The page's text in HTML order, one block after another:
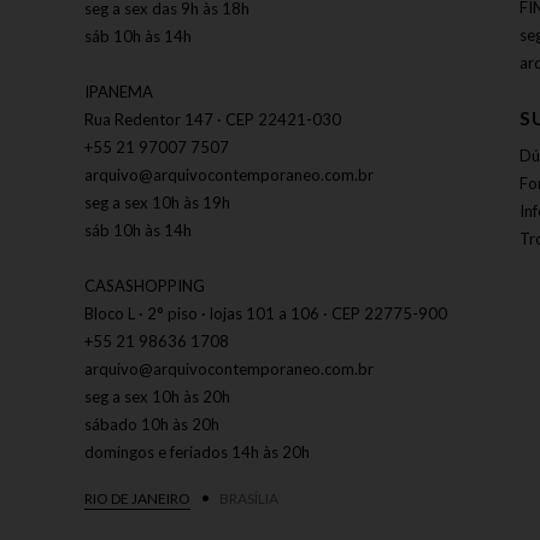
seg a sex das 9h às 18h
sáb 10h às 14h
IPANEMA
Rua Redentor 147 · CEP 22421-030
+55 21 97007 7507
arquivo@arquivocontemporaneo.com.br
seg a sex 10h às 19h
sáb 10h às 14h
CASASHOPPING
Bloco L · 2° piso · lojas 101 a 106 · CEP 22775-900
+55 21 98636 1708
arquivo@arquivocontemporaneo.com.br
seg a sex 10h às 20h
sábado 10h às 20h
domingos e feriados 14h às 20h
RIO DE JANEIRO BRASÍLIA